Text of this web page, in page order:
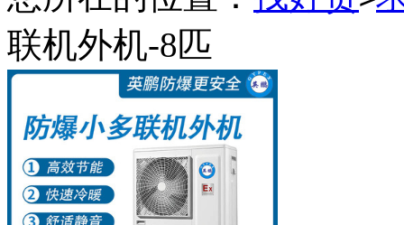
联机外机-8匹